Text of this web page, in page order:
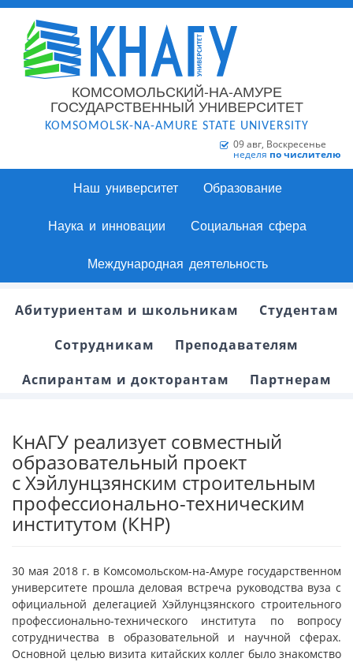
КОМСОМОЛЬСКИЙ-НА-АМУРЕ
ГОСУДАРСТВЕННЫЙ УНИВЕРСИТЕТ
KOMSOMOLSK-NA-AMURE STATE UNIVERSITY
09 авг, Воскресенье
неделя по числителю
Наш университет Образование
Наука и инновации Социальная сфера
Международная деятельность
Абитуриентам и школьникам
Студентам
Сотрудникам
Преподавателям
Аспирантам и докторантам
Партнерам
КнАГУ реализует совместный
образовательный проект
с Хэйлунцзянским строительным
профессионально-техническим
институтом (КНР)
30 мая 2018 г. в Комсомольском-на-Амуре государственном
университете прошла деловая встреча руководства вуза с
официальной делегацией Хэйлунцзянского строительного
профессионально-технического института по вопросу
сотрудничества в образовательной и научной сферах.
Основной целью визита китайских коллег было знакомство